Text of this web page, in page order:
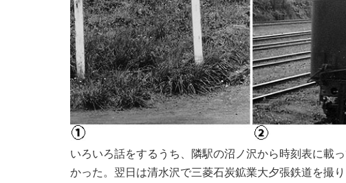
いろいろ話をするうち、隣駅の沼ノ沢から時刻表に
かった。翌日は清水沢で三菱石炭鉱業大夕張鉄道を撮